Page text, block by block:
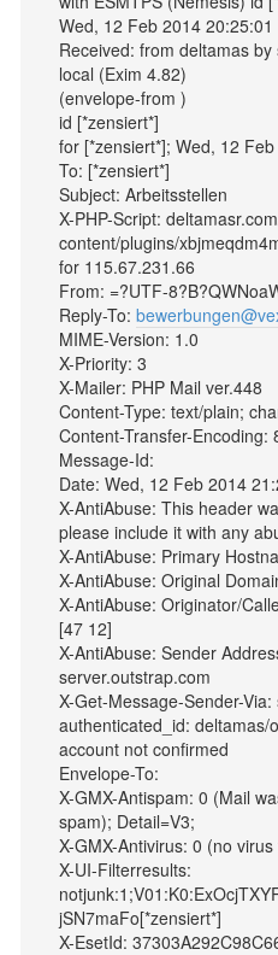
Wed, 12 Feb 2014 20:25:01
Received: from deltamas
local (Exim 4.82)
(envelope-from )
id [*zensiert*]
for [*zensiert*]; Wed, 12
To: [*zensiert*]
Subject: Arbeitsstellen
X-PHP-Script:
content/plugins/
for 115.67.231.66
From: =?UTF-
Reply-To:
MIME-Version: 1.0
X-Priority: 3
X-Mailer: PHP Mail ver.448
Content-Type: text/plain;
Content-Transfer-Encoding:
Message-Id:
Date: Wed, 12 Feb 2014
X-AntiAbuse: This header
please include it with any
X-AntiAbuse: Primary
X-AntiAbuse: Original
X-AntiAbuse: Originator/
[47 12]
X-AntiAbuse: Sender
server.outstrap.com
X-Get-Message-Sender-
authenticated_id: deltamas/
account not confirmed
Envelope-To:
X-GMX-Antispam: 0 (Mail
spam); Detail=V3;
X-GMX-Antivirus: 0 (no
X-UI-Filterresults:
jSN7maFo[*zensiert*]
X-EsetId: